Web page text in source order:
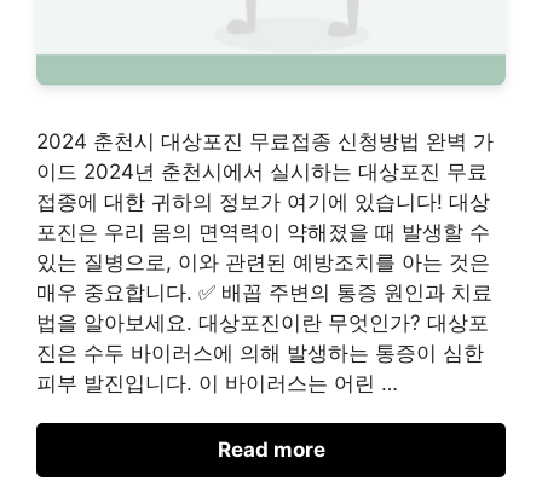
2024 춘천시 대상포진 무료접종 신청방법 완벽 가
이드 2024년 춘천시에서 실시하는 대상포진 무료
접종에 대한 귀하의 정보가 여기에 있습니다! 대상
포진은 우리 몸의 면역력이 약해졌을 때 발생할 수
있는 질병으로, 이와 관련된 예방조치를 아는 것은
매우 중요합니다. ✅ 배꼽 주변의 통증 원인과 치료
법을 알아보세요. 대상포진이란 무엇인가? 대상포
진은 수두 바이러스에 의해 발생하는 통증이 심한
피부 발진입니다. 이 바이러스는 어린 …
Read more